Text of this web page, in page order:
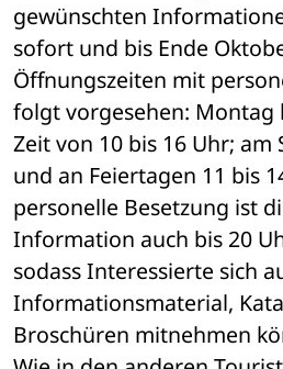
gewünschten
sofort und bis Ende
Öffnungszeiten mit
folgt vorgesehen: Montag
Zeit von 10 bis 16 Uhr; am
und an Feiertagen 11 bis
personelle Besetzung ist
Information auch bis 20
sodass Interessierte sich
Informationsmaterial,
Broschüren mitnehmen